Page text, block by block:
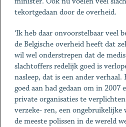
tekortgedaan door de overheid.
‘Ik heb daar onvoorstelbaar veel
de Belgische overheid heeft dat
wil wel onderstrepen dat de
slachtoffers redelijk goed is
nasleep, dat is een ander
goed aan had gedaan om in 2007
private organisaties te
verzeke- ren, een
de meeste polissen in de wereld